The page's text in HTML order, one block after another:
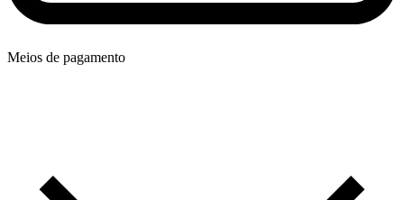
Meios de pagamento